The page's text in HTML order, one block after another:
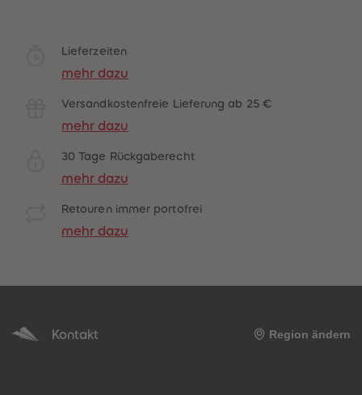
Lieferzeiten
mehr dazu
Versandkostenfreie Lieferung ab 25 €
mehr dazu
30 Tage Rückgaberecht
mehr dazu
Retouren immer portofrei
mehr dazu
Kontakt Region ändern